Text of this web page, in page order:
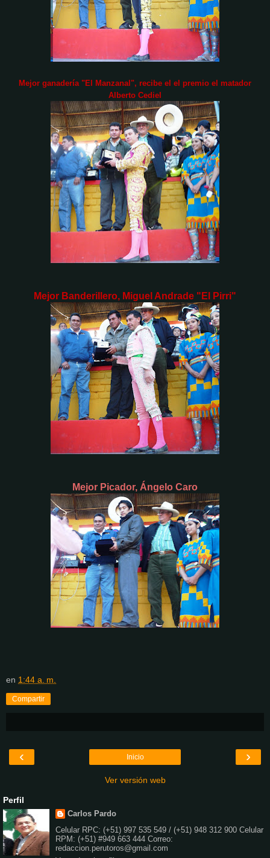
Mejor ganadería "El Manzanal", recibe el el premio el matador
Alberto Cediel
Mejor Banderillero, Miguel Andrade "El Pirri"
Mejor Picador, Ángelo Caro
en 1:44 a. m.
Compartir
‹ ›
Inicio
Ver versión web
Perfil
Carlos Pardo
Celular RPC: (+51) 997 535 549 / (+51) 948 312 900 Celular
RPM: (+51) #949 663 444 Correo:
redaccion.perutoros@gmail.com